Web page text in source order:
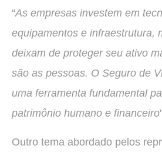
“As empresas investem em
equipamentos e infraestrutura,
deixam de proteger seu ativo
são as pessoas. O Seguro de
uma ferramenta fundamental
patrimônio humano e financeiro
Outro tema abordado pelos